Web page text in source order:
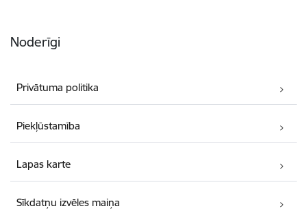
Noderīgi
Privātuma politika
Piekļūstamība
Lapas karte
Sīkdatņu izvēles maiņa